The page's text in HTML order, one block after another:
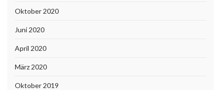
Oktober 2020
Juni 2020
April 2020
März 2020
Oktober 2019